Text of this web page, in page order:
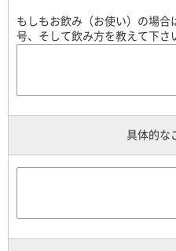
もしもお飲み（お使い）の場
号、そして飲み方を教えて下さ
具体的な